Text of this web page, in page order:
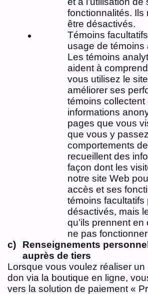
fonctionnalités. Ils
être désactivés.
Témoins
usage de témoins
Les témoins
aident à
vous utilisez le
améliorer ses
témoins collectent
informations
pages que vous
que vous y
comportements
recueillent des
façon dont les
notre site Web
accès et ses
témoins facultatifs
désactivés, mais
qu’ils prennent
ne pas
Renseignements
auprès de tiers
Lorsque vous voulez réaliser un
don via la boutique en ligne,
vers la solution de paiement «